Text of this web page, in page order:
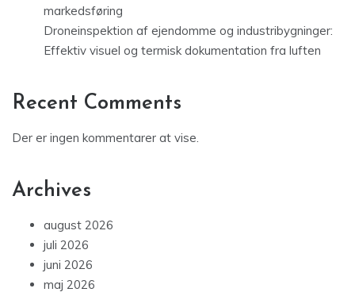
markedsføring
Droneinspektion af ejendomme og industribygninger:
Effektiv visuel og termisk dokumentation fra luften
Recent Comments
Der er ingen kommentarer at vise.
Archives
august 2026
juli 2026
juni 2026
maj 2026